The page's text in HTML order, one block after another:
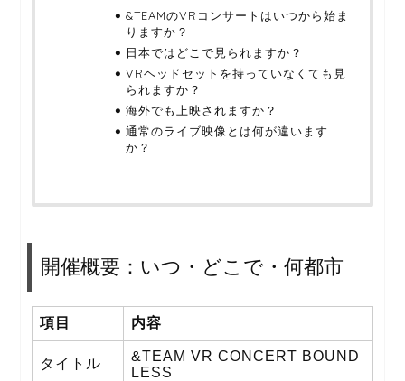
&TEAMのVRコンサートはいつから始ま
りますか？
日本ではどこで見られますか？
VRヘッドセットを持っていなくても見
られますか？
海外でも上映されますか？
通常のライブ映像とは何が違います
か？
開催概要：いつ・どこで・何都市
項目 内容
タイトル
&TEAM VR CONCERT BOUND
LESS